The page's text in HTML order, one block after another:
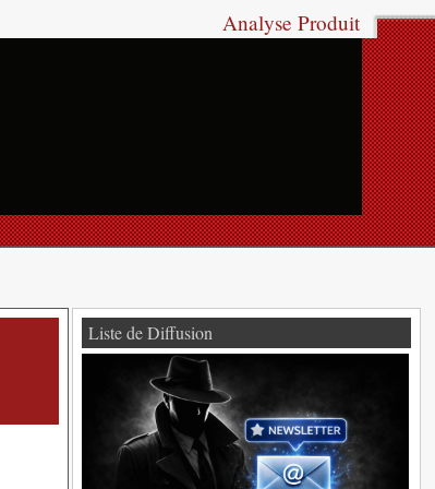
Analyse Produit
Liste de Diffusion